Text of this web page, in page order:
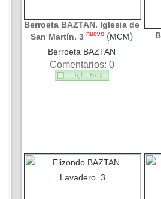
Berroeta BAZTAN. Iglesia de
San Martín. 3 nuevo (MCM)
Berroeta BAZTAN
Comentarios: 0